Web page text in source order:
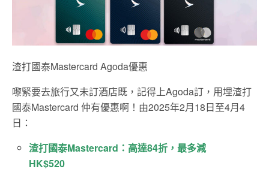
渣打國泰Mastercard Agoda優惠
嚟緊要去旅行又未訂酒店既，記得上Agoda訂，用埋渣打
國泰Mastercard 仲有優惠啊！由2025年2月18日至4月4
日：
渣打國泰Mastercard：高達84折，最多減
HK$520